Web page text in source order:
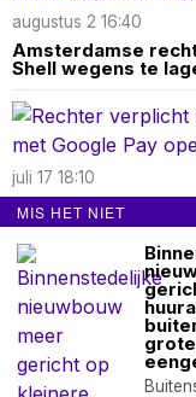
augustus 2 16:40
Amsterdamse
Shell wegens te
juli 17 18:10
Rechter verplicht
met Google Pay
nieuwsimpuls.online
MIS HET NIET